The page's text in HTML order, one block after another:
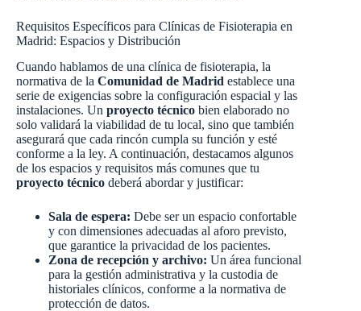
Requisitos Específicos para Clínicas de Fisioterapia en
Madrid: Espacios y Distribución
Cuando hablamos de una clínica de fisioterapia, la
normativa de la Comunidad de Madrid establece una
serie de exigencias sobre la configuración espacial y las
instalaciones. Un proyecto técnico bien elaborado no
solo validará la viabilidad de tu local, sino que también
asegurará que cada rincón cumpla su función y esté
conforme a la ley. A continuación, destacamos algunos
de los espacios y requisitos más comunes que tu
proyecto técnico deberá abordar y justificar:
Sala de espera: Debe ser un espacio confortable
y con dimensiones adecuadas al aforo previsto,
que garantice la privacidad de los pacientes.
Zona de recepción y archivo: Un área funcional
para la gestión administrativa y la custodia de
historiales clínicos, conforme a la normativa de
protección de datos.